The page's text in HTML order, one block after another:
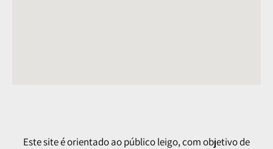
Este site é orientado ao público leigo, com objetivo de